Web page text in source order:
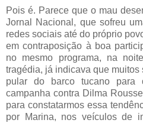
Pois é. Parece que o mau
Jornal Nacional, que sofreu
redes sociais até do próprio
em contraposição à boa
no mesmo programa, na
tragédia, já indicava que
pular do barco tucano
campanha contra Dilma
para constatarmos essa
por Marina, nos veículos de